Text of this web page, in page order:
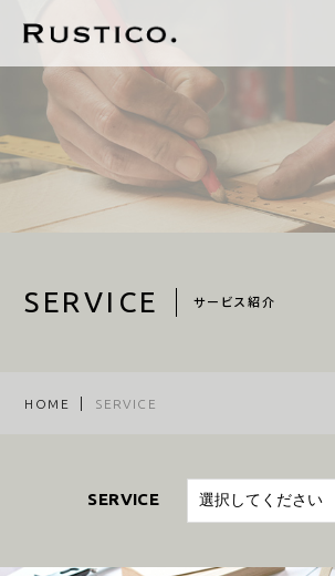
SERVICE サービス紹介
HOME SERVICE
HOME
ABOUT US
SERVICE
011-742-3871